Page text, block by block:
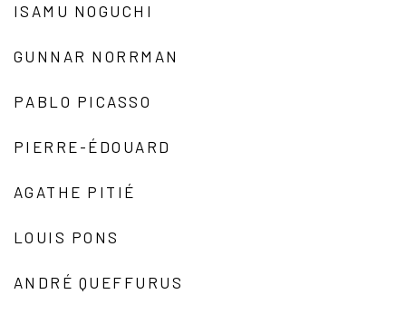
ISAMU NOGUCHI
GUNNAR NORRMAN
PABLO PICASSO
PIERRE-ÉDOUARD
AGATHE PITIÉ
LOUIS PONS
ANDRÉ QUEFFURUS